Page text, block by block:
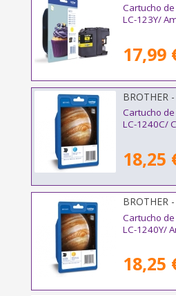
Cartucho
LC-123Y/
17,99
BROTHER
Cartucho
LC-1240C/
18,25
BROTHER
Cartucho
LC-1240Y/
18,25